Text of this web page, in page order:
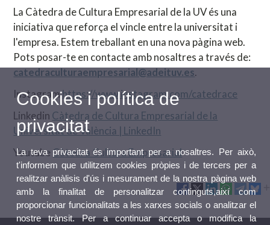
La Càtedra de Cultura Empresarial de la UV és una
iniciativa que reforça el vincle entre la universitat i
l'empresa. Estem treballant en una nova pàgina web.
Pots posar-te en contacte amb nosaltres a través de:
catedraculturaempresarial@adeituv.es.
Instagramhttps://www.instagram.com/catedrace
Linkedin Càtedra de Cultura Empresarial de la
Universitat de València | LinkedIn
Youtube Càtedra Cultura Empresarial
Cookies i política de
privacitat
La teva privacitat és important per a nosaltres. Per això,
t'informem que utilitzem cookies pròpies i de tercers per a
realitzar anàlisis d'ús i mesurament de la nostra pàgina web
amb la finalitat de personalitzar continguts,així com
proporcionar funcionalitats a les xarxes socials o analitzar el
nostre trànsit. Per a continuar accepta o modifica la